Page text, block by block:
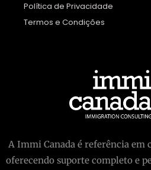
Política de Privacidade
Termos e Condições
A Immi Canada é referência em
oferecendo suporte completo e